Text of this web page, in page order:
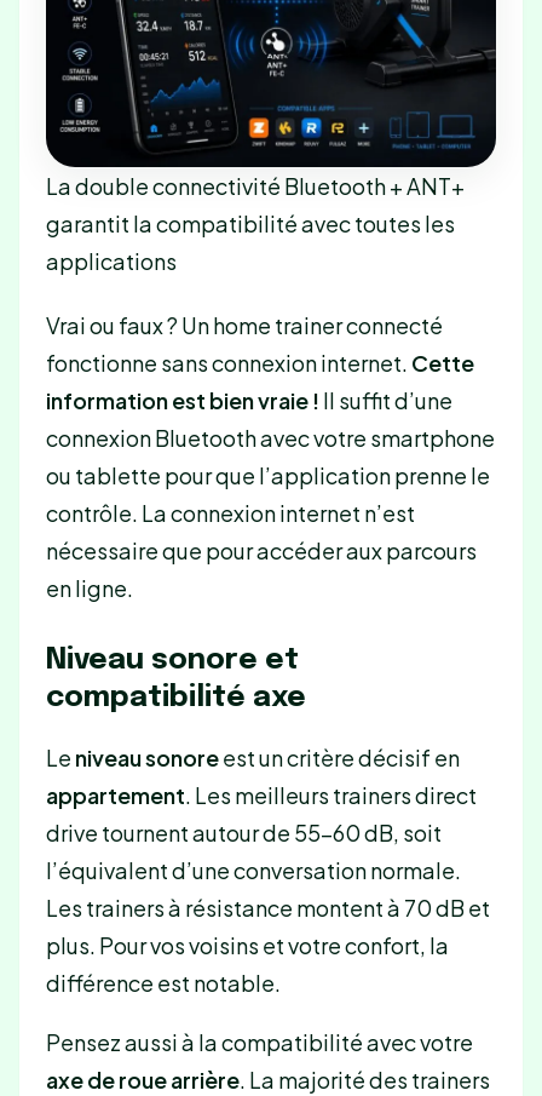
La double connectivité Bluetooth + ANT+
garantit la compatibilité avec toutes les
applications
Vrai ou faux ? Un home trainer connecté
fonctionne sans connexion internet. Cette
information est bien vraie ! Il suffit d’une
connexion Bluetooth avec votre smartphone
ou tablette pour que l’application prenne le
contrôle. La connexion internet n’est
nécessaire que pour accéder aux parcours
en ligne.
Niveau sonore et
compatibilité axe
Le niveau sonoreest un critère décisif en
appartement. Les meilleurs trainers direct
drive tournent autour de 55-60 dB, soit
l’équivalent d’une conversation normale.
Les trainers à résistance montent à 70 dB et
plus. Pour vos voisins et votre confort, la
différence est notable.
Pensez aussi à la compatibilité avec votre
axe de roue arrière. La majorité des trainers